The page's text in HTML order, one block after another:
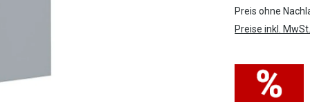
Preis ohne
Preise inkl.